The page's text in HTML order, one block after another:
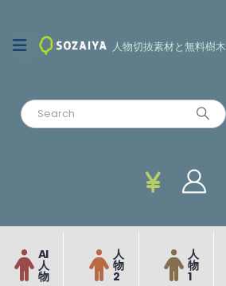
人物切抜素材と無料樹木
AI
人
物
人
物
2
人
物
1